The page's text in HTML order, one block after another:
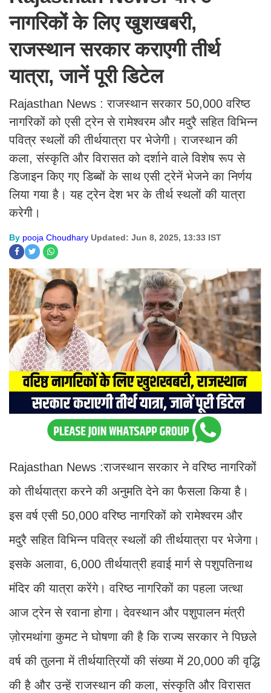
नागरिकों के लिए खुशखबरी,
राजस्थान सरकार कराएगी तीर्थ
यात्रा, जानें पूरी डिटेल
Rajasthan News : राजस्थान सरकार 50,000 वरिष्ठ
नागरिकों को एसी ट्रेन से रामेश्वरम और मदुरै सहित विभिन्न
पवित्र स्थलों की तीर्थयात्रा पर भेजेगी। राजस्थान की
कला, संस्कृति और विरासत को दर्शाने वाले विशेष रूप से
डिजाइन किए गए डिब्बों के साथ एसी ट्रेनें भेजने का निर्णय
लिया गया है। यह ट्रेन देश भर के तीर्थ स्थलों की यात्रा
करेगी।
By pooja Choudhary Updated: Jun 8, 2025, 13:33 IST
Rajasthan News :राजस्थान सरकार ने वरिष्ठ नागरिकों
को तीर्थयात्रा करने की अनुमति देने का फैसला किया है।
इस वर्ष एसी 50,000 वरिष्ठ नागरिकों को रामेश्वरम और
मदुरै सहित विभिन्न पवित्र स्थलों की तीर्थयात्रा पर भेजेगा।
इसके अलावा, 6,000 तीर्थयात्री हवाई मार्ग से पशुपतिनाथ
मंदिर की यात्रा करेंगे। वरिष्ठ नागरिकों का पहला जत्था
आज ट्रेन से रवाना होगा। देवस्थान और पशुपालन मंत्री
ज़ोरमथांगा कुमट ने घोषणा की है कि राज्य सरकार ने पिछले
वर्ष की तुलना में तीर्थयात्रियों की संख्या में 20,000 की वृद्धि
की है और उन्हें राजस्थान की कला, संस्कृति और विरासत